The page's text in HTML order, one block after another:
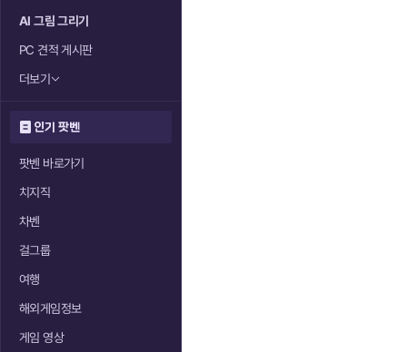
AI 그림 그리기
PC 견적 게시판
더보기
인기 팟벤
팟벤 바로가기
치지직
차벤
걸그룹
여행
해외게임정보
게임 영상